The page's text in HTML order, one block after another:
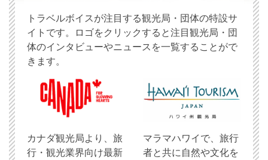
トラベルボイスが注目する観光局・団体の特設サ
イトです。ロゴをクリックすると注目観光局・団
体のインタビューやニュースを一覧することがで
きます。
​カナダ観光局より、旅
行・観光業界向け最新
マラマハワイで、旅行
者と共に自然や文化を